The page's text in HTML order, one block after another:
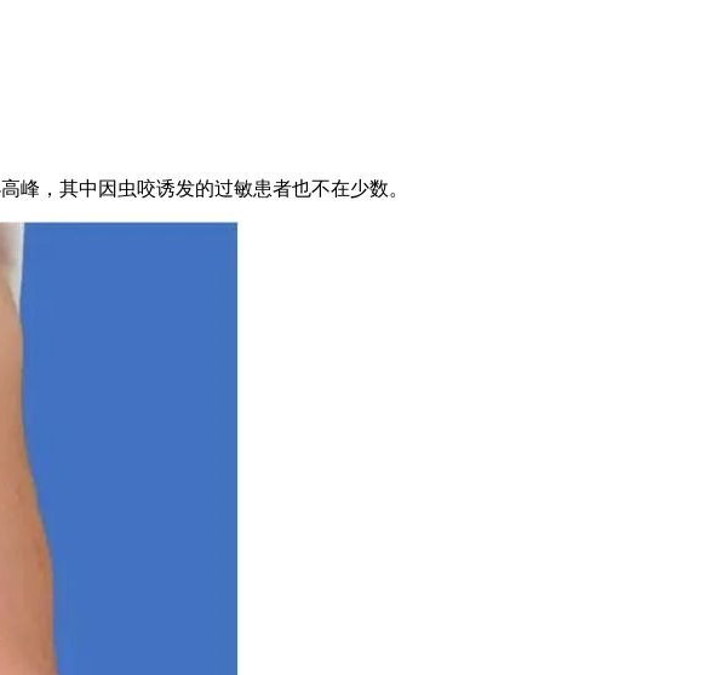
，其中因虫咬诱发的过敏患者也不在少数。